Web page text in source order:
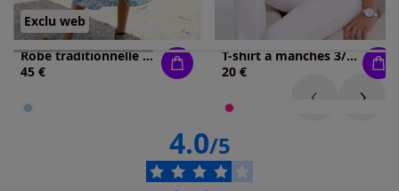
Exclu web
Robe traditionnelle patte de boutonnage sur toute la longueur
45 €
T-shirt à manches 3/4 joli imprimé feuilles
20 €
4.0/5